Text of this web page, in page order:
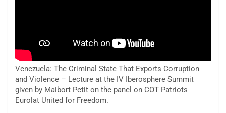
Venezuela: The Criminal State That Exports Corruption
and Violence – Lecture at the IV Iberosphere Summit
given by Maibort Petit on the panel on COT Patriots
Eurolat United for Freedom.